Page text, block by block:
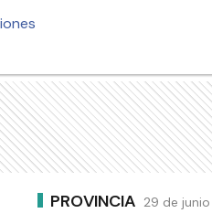
PROVINCIA 29 de